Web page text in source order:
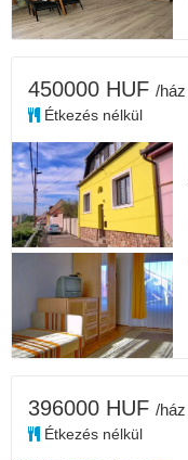
450000 HUF /ház
Étkezés nélkül
396000 HUF /ház
Étkezés nélkül